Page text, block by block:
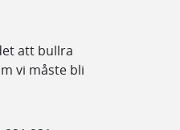
att bullra
vi måste bli